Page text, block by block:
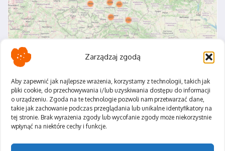
Zarządzaj zgodą
Aby zapewnić jak najlepsze wrażenia, korzystamy z technologii, takich jak
pliki cookie, do przechowywania i/lub uzyskiwania dostępu do informacji
o urządzeniu. Zgoda na te technologie pozwoli nam przetwarzać dane,
takie jak zachowanie podczas przeglądania lub unikalne identyfikatory na
tej stronie. Brak wyrażenia zgody lub wycofanie zgody może niekorzystnie
wpłynąć na niektóre cechy i funkcje.
Polityka Prywatności
Regulamin